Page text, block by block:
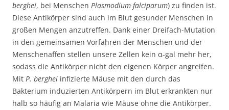
berghei, bei Menschen Plasmodium falciparum) zu finden ist.
Diese Antikörper sind auch im Blut gesunder Menschen in
großen Mengen anzutreffen. Dank einer Dreifach-Mutation
in den gemeinsamen Vorfahren der Menschen und der
Menschenaffen stellen unsere Zellen kein α-gal mehr her,
sodass die Antikörper nicht den eigenen Körper angreifen.
Mit P. berghei infizierte Mäuse mit den durch das
Bakterium induzierten Antikörpern im Blut erkrankten nur
halb so häufig an Malaria wie Mäuse ohne die Antikörper.